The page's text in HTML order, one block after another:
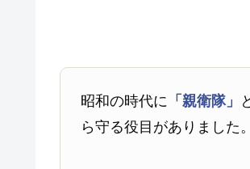
昭和の時代に 「親衛隊」
ら守る役目がありました。